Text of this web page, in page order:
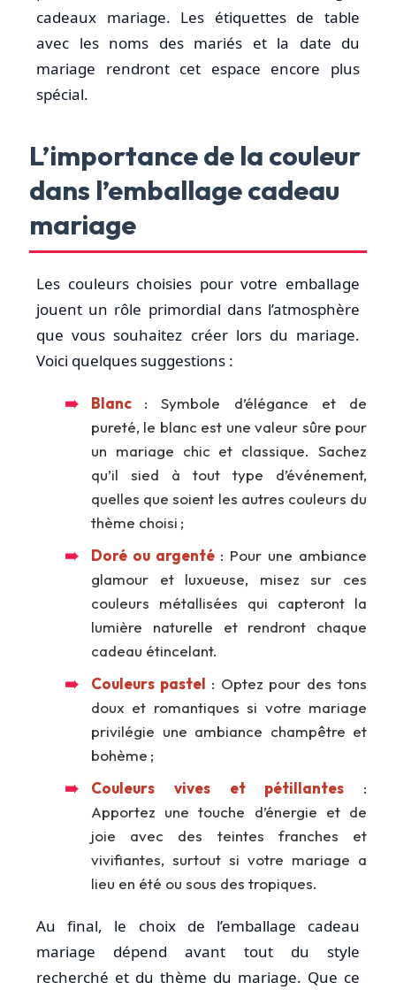
cadeaux mariage. Les étiquettes de table
avec les noms des mariés et la date du
mariage rendront cet espace encore plus
spécial.
L’importance de la couleur
dans l’emballage cadeau
mariage
Les couleurs choisies pour votre emballage
jouent un rôle primordial dans l’atmosphère
que vous souhaitez créer lors du mariage.
Voici quelques suggestions :
Blanc : Symbole d’élégance et de
pureté, le blanc est une valeur sûre pour
un mariage chic et classique. Sachez
qu’il sied à tout type d’événement,
quelles que soient les autres couleurs du
thème choisi ;
Doré ou argenté : Pour une ambiance
glamour et luxueuse, misez sur ces
couleurs métallisées qui capteront la
lumière naturelle et rendront chaque
cadeau étincelant.
Couleurs pastel : Optez pour des tons
doux et romantiques si votre mariage
privilégie une ambiance champêtre et
bohème ;
Couleurs vives et pétillantes :
Apportez une touche d’énergie et de
joie avec des teintes franches et
vivifiantes, surtout si votre mariage a
lieu en été ou sous des tropiques.
Au final, le choix de l’emballage cadeau
mariage dépend avant tout du style
recherché et du thème du mariage. Que ce